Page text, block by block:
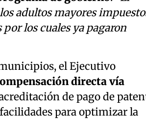
adultos mayores
los cuales ya pagaron
el Ejecutivo
directa vía
de pago de
para optimizar la